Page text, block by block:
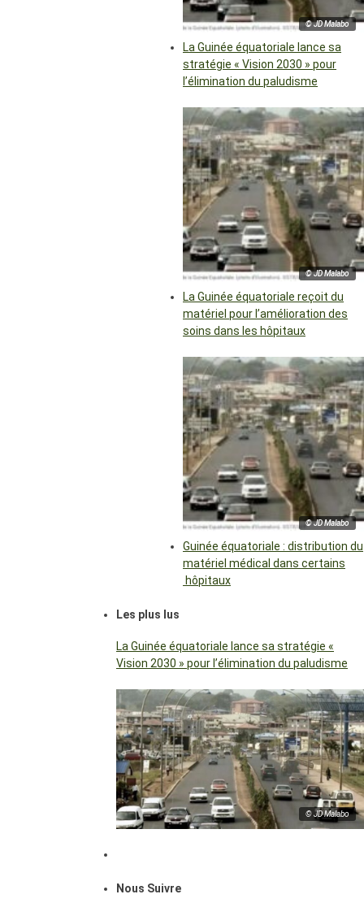
© JD Malabo
La Guinée équatoriale lance sa
stratégie « Vision 2030 » pour
l’élimination du paludisme
© JD Malabo
La Guinée équatoriale reçoit du
matériel pour l’amélioration des
soins dans les hôpitaux
© JD Malabo
Guinée équatoriale : distribution du
matériel médical dans certains
hôpitaux
Les plus lus
La Guinée équatoriale lance sa stratégie «
Vision 2030 » pour l’élimination du paludisme
© JD Malabo
Nous Suivre